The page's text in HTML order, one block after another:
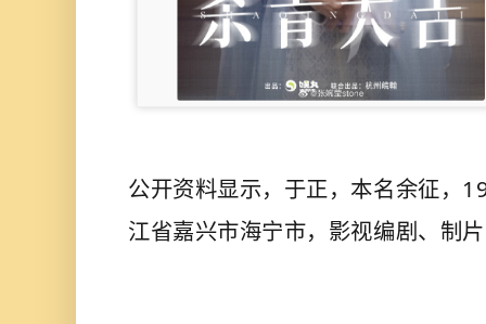
公开资料显示，于正，本名余征，
江省嘉兴市海宁市，影视编剧、制